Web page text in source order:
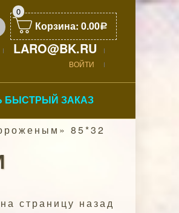
0
Корзина: 0.00Р
LARO@BK.RU
ВОЙТИ
БЫСТРЫЙ ЗАКАЗ
85*32
страницу назад